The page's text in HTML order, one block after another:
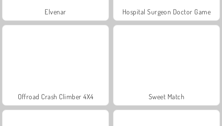
Elvenar Hospital Surgeon Doctor Game
Offroad Crash Climber 4X4 Sweet Match